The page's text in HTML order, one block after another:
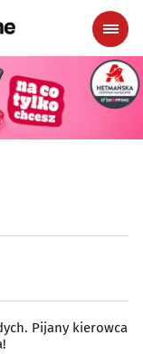
Pijany kierowca